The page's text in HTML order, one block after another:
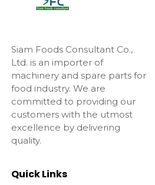
Siam Foods Consultant Co.,
Ltd. is an importer of
machinery and spare parts for
food industry. We are
committed to providing our
customers with the utmost
excellence by delivering
quality.
Quick Links